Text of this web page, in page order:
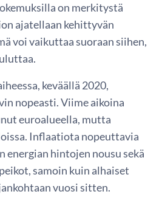
on merkitystä
ajatellaan kehittyvän
voi vaikuttaa suoraan siihen,
keväällä 2020,
nopeasti. Viime aikoina
euroalueella, mutta
Inflaatiota nopeuttavia
hintojen nousu sekä
samoin kuin alhaiset
vuosi sitten.